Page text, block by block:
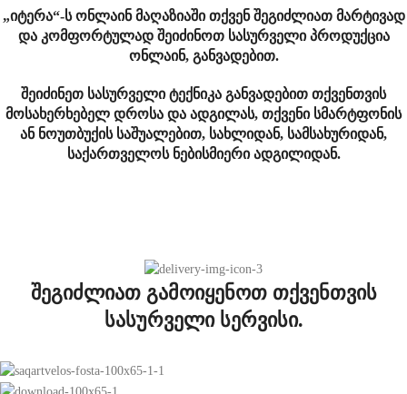
„იტერა“-ს ონლაინ მაღაზიაში თქვენ შეგიძლიათ მარტივად
და კომფორტულად შეიძინოთ სასურველი პროდუქცია
ონლაინ, განვადებით.
შეიძინეთ სასურველი ტექნიკა განვადებით თქვენთვის
მოსახერხებელ დროსა და ადგილას, თქვენი სმარტფონის
ან ნოუთბუქის საშუალებით, სახლიდან, სამსახურიდან,
საქართველოს ნებისმიერი ადგილიდან.
შეგიძლიათ გამოიყენოთ თქვენთვის
სასურველი სერვისი.